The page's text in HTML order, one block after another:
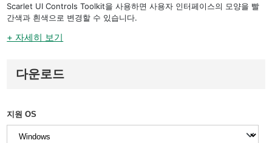
Scarlet UI Controls Toolkit을 사용하면 사용자 인터페이스의 모양을 빨
간색과 흰색으로 변경할 수 있습니다.
+ 자세히 보기
다운로드
지원 OS